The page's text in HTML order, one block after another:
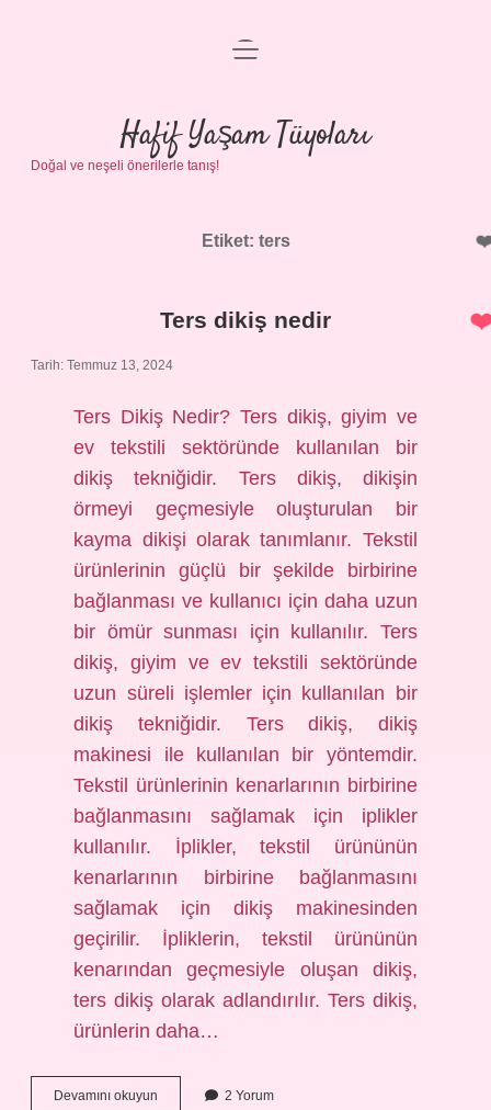
Anasayfa
Gizlilik Politikası
Yasal Uyarı
menüyü
Hafif Yaşam Tüyoları
Doğal ve neşeli önerilerle tanış!
Etiket: ters
Ters dikiş nedir
Tarih: Temmuz 13, 2024
Ters Dikiş Nedir? Ters dikiş, giyim ve
ev tekstili sektöründe kullanılan bir
dikiş tekniğidir. Ters dikiş, dikişin
örmeyi geçmesiyle oluşturulan bir
kayma dikişi olarak tanımlanır. Tekstil
ürünlerinin güçlü bir şekilde birbirine
bağlanması ve kullanıcı için daha uzun
bir ömür sunması için kullanılır. Ters
dikiş, giyim ve ev tekstili sektöründe
uzun süreli işlemler için kullanılan bir
dikiş tekniğidir. Ters dikiş, dikiş
makinesi ile kullanılan bir yöntemdir.
Tekstil ürünlerinin kenarlarının birbirine
bağlanmasını sağlamak için iplikler
kullanılır. İplikler, tekstil ürününün
kenarlarının birbirine bağlanmasını
sağlamak için dikiş makinesinden
geçirilir. İpliklerin, tekstil ürününün
kenarından geçmesiyle oluşan dikiş,
ters dikiş olarak adlandırılır. Ters dikiş,
ürünlerin daha…
Devamını okuyun 2 Yorum